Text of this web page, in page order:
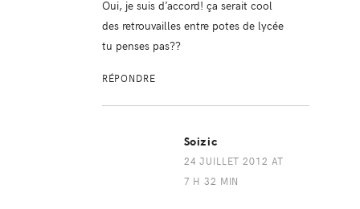
Oui, je suis d’accord! ça serait cool
des retrouvailles entre potes de lycée
tu penses pas??
RÉPONDRE
Soizic
24 JUILLET 2012 AT
7 H 32 MIN